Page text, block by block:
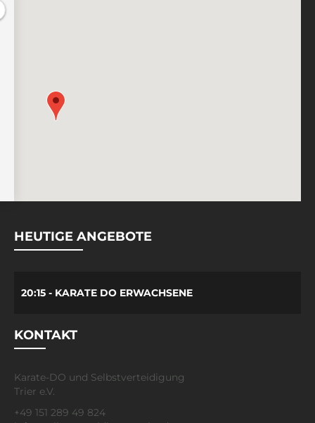
HEUTIGE ANGEBOTE
20:15 - KARATE DO ERWACHSENE
KONTAKT
Karate-DO und Selbstverteidigung
Trier e.V.
+49 151 289 49 824